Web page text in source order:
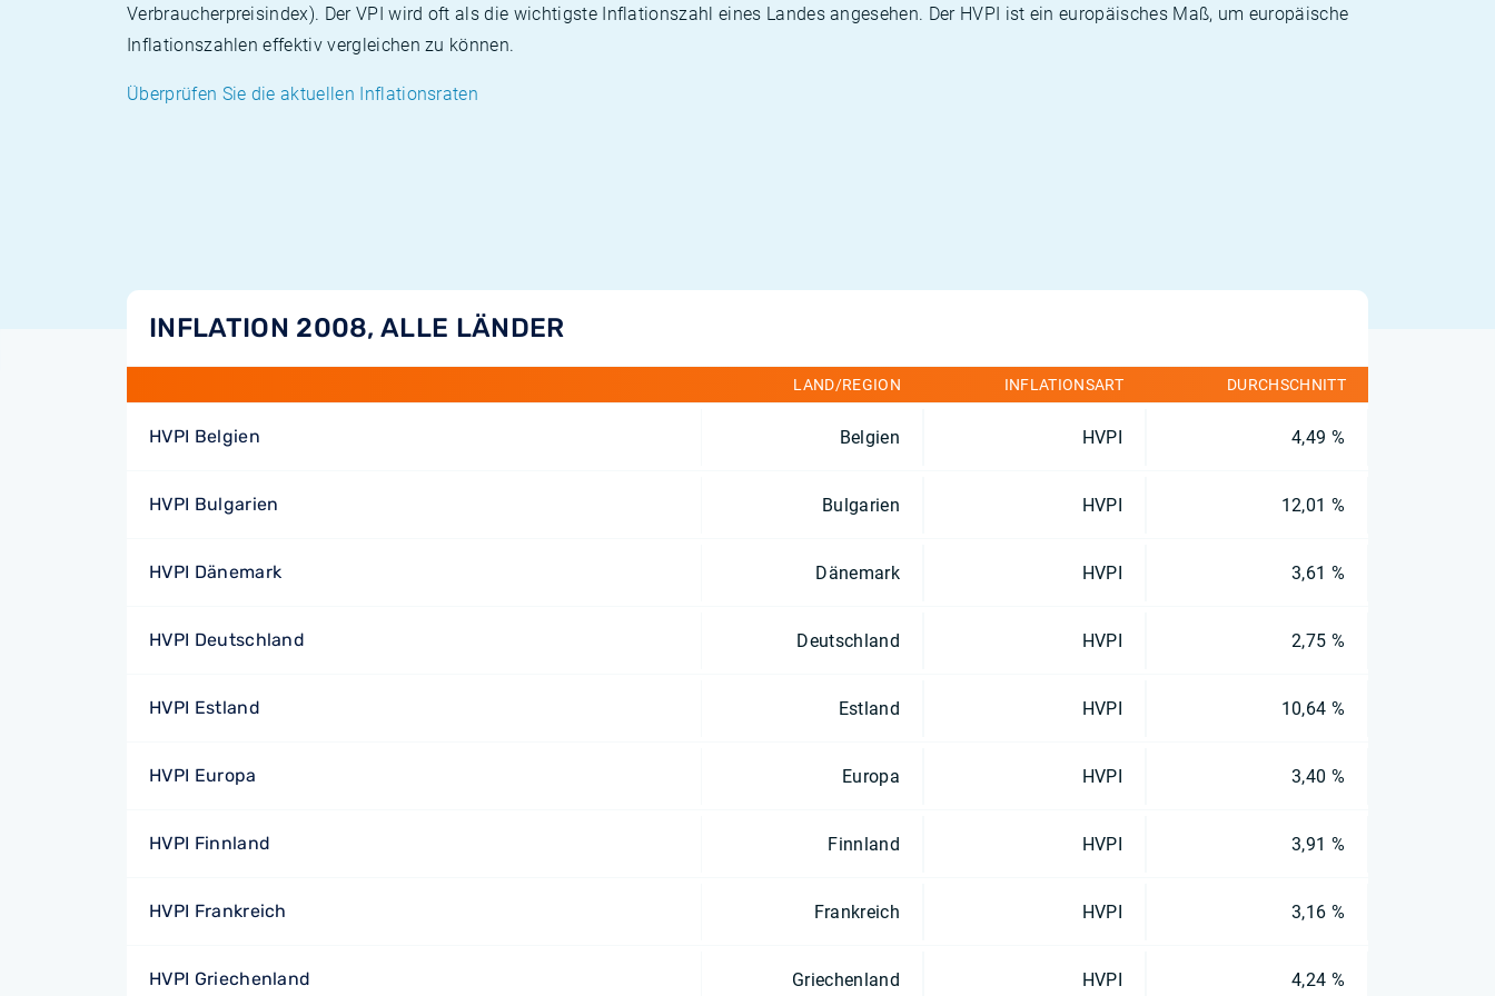
Verbraucherpreisindex). Der VPI wird oft als die wichtigste Inflationszahl eines Landes angesehen. Der HVPI ist ein europäisches Maß, um europäische
Inflationszahlen effektiv vergleichen zu können.
Überprüfen Sie die aktuellen Inflationsraten
INFLATION 2008, ALLE LÄNDER
LAND/REGION INFLATIONSART DURCHSCHNITT
HVPI Belgien Belgien HVPI 4,49 %
HVPI Bulgarien Bulgarien HVPI 12,01 %
HVPI Dänemark Dänemark HVPI 3,61 %
HVPI Deutschland Deutschland HVPI 2,75 %
HVPI Estland Estland HVPI 10,64 %
HVPI Europa Europa HVPI 3,40 %
HVPI Finnland Finnland HVPI 3,91 %
HVPI Frankreich Frankreich HVPI 3,16 %
HVPI Griechenland Griechenland HVPI 4,24 %